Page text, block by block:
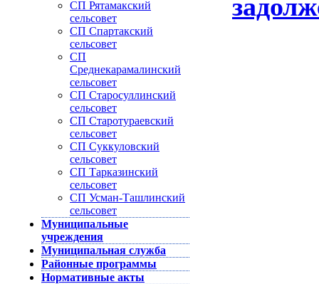
СП Рятамакский
сельсовет
СП Спартакский
сельсовет
СП
Среднекарамалинский
сельсовет
СП Старосуллинский
сельсовет
СП Старотураевский
сельсовет
СП Суккуловский
сельсовет
СП Тарказинский
сельсовет
СП Усман-Ташлинский
сельсовет
Муниципальные
учреждения
Муниципальная служба
Районные программы
Нормативные акты